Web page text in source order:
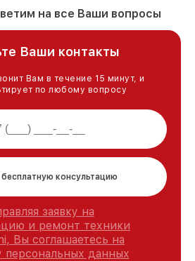
на все Ваши вопросы
Ваши контакты
Вам в течение 15 минут, и
по любому вопросу
консультацию
заявку на
и ремонт техники
Вы соглашаетесь на
персональных данных